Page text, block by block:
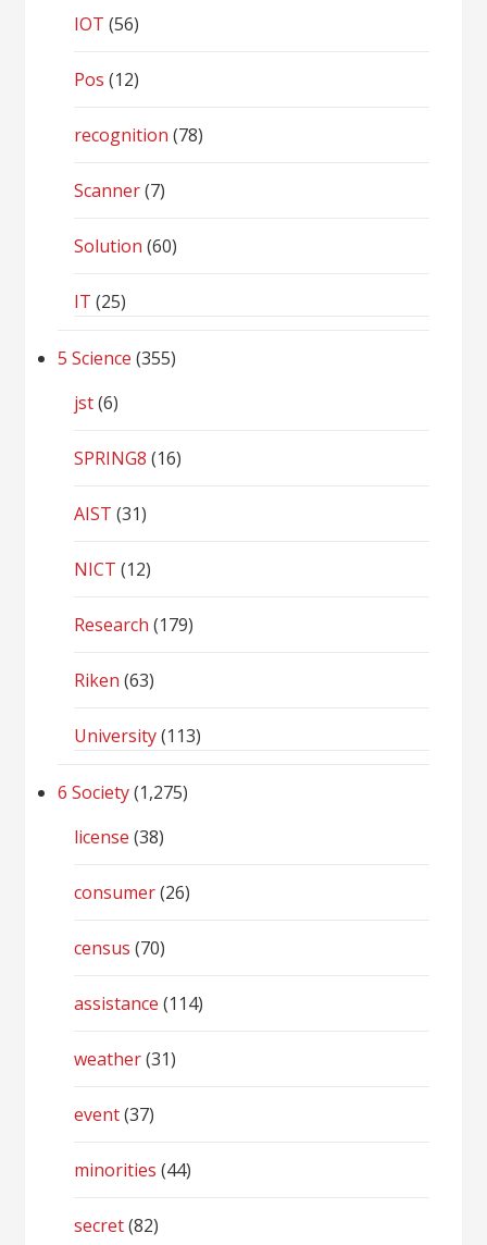
IOT (56)
Pos (12)
recognition (78)
Scanner(7)
Solution (60)
IT (25)
5 Science (355)
jst(6)
SPRING8 (16)
AIST (31)
NICT (12)
Research (179)
Riken (63)
University(113)
6 Society(1,275)
license (38)
consumer(26)
census (70)
assistance (114)
weather(31)
event(37)
minorities (44)
secret(82)